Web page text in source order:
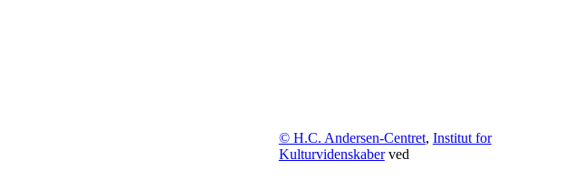
© H.C. Andersen-Centret, Institut for
Kulturvidenskaberved